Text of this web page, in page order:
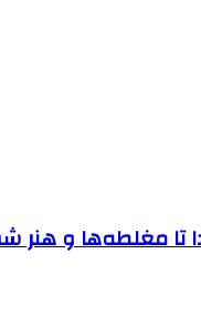
تا مغلطه‌ها و هنر